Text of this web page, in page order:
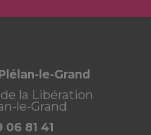
le-Grand
la Libération
le-Grand
06 81 41